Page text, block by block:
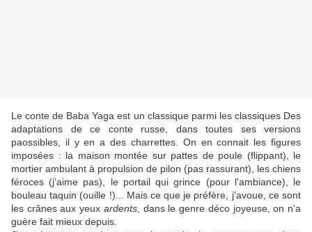
Le conte de Baba Yaga est un classique parmi les classiques Des
adaptations de ce conte russe, dans toutes ses versions
paossibles, il y en a des charrettes. On en connait les figures
imposées : la maison montée sur pattes de poule (flippant), le
mortier ambulant à propulsion de pilon (pas rassurant), les chiens
féroces (j'aime pas), le portail qui grince (pour l'ambiance), le
bouleau taquin (ouille !)... Mais ce que je préfère, j'avoue, ce sont
les crânes aux yeux ardents, dans le genre déco joyeuse, on n'a
guère fait mieux depuis.